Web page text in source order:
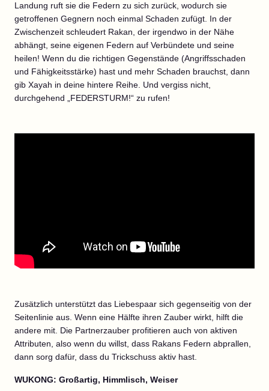
Landung ruft sie die Federn zu sich zurück, wodurch sie
getroffenen Gegnern noch einmal Schaden zufügt. In der
Zwischenzeit schleudert Rakan, der irgendwo in der Nähe
abhängt, seine eigenen Federn auf Verbündete und seine
heilen! Wenn du die richtigen Gegenstände (Angriffsschaden
und Fähigkeitsstärke) hast und mehr Schaden brauchst, dann
gib Xayah in deine hintere Reihe. Und vergiss nicht,
durchgehend „FEDERSTURM!“ zu rufen!
Zusätzlich unterstützt das Liebespaar sich gegenseitig von der
Seitenlinie aus. Wenn eine Hälfte ihren Zauber wirkt, hilft die
andere mit. Die Partnerzauber profitieren auch von aktiven
Attributen, also wenn du willst, dass Rakans Federn abprallen,
dann sorg dafür, dass du Trickschuss aktiv hast.
WUKONG: Großartig, Himmlisch, Weiser